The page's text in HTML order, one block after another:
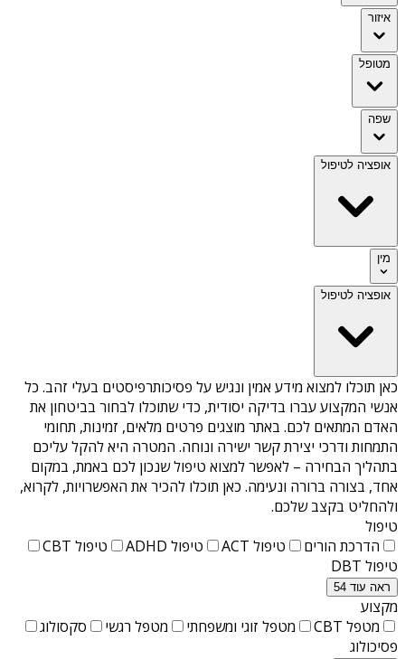
איזור
מטופל
שפה
אופציה לטיפול
מין
אופציה לטיפול
כאן תוכלו למצוא מידע אמין ונגיש על פסיכותרפיסטים בעלי זהב. כל
אנשי המקצוע עברו בדיקה יסודית, כדי שתוכלו לבחור בביטחון את
האדם המתאים לכם. באתר מוצגים פרטים מלאים, זמינות, תחומי
התמחות ודרכי יצירת קשר ישירה ונוחה. המטרה היא להקל עליכם
בתהליך הבחירה – לאפשר למצוא טיפול שנכון לכם באמת, במקום
אחד, בצורה ברורה ונעימה. כאן תוכלו להכיר את האפשרויות, לקרוא,
ולהחליט בקצב שלכם.
טיפול
הדרכת הורים
טיפול ACT טיפול ADHD
טיפול CBT
טיפול DBT
ראה עוד 54
מקצוע
מטפל CBT
מטפל זוגי ומשפחתי מטפל רגשי
סקסולוג
פסיכולוג